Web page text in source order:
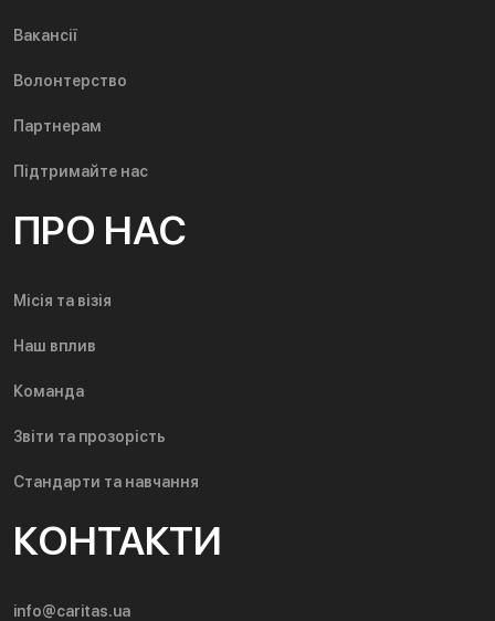
Вакансії
Волонтерство
Партнерам
Підтримайте нас
ПРО НАС
Місія та візія
Наш вплив
Команда
Звіти та прозорість
Стандарти та навчання
КОНТАКТИ
info@caritas.ua